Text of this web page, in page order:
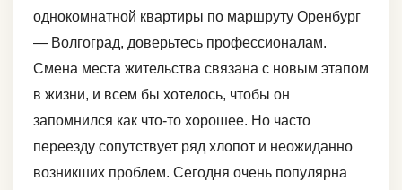
однокомнатной квартиры по маршруту Оренбург
— Волгоград, доверьтесь профессионалам.
Смена места жительства связана с новым этапом
в жизни, и всем бы хотелось, чтобы он
запомнился как что-то хорошее. Но часто
переезду сопутствует ряд хлопот и неожиданно
возникших проблем. Сегодня очень популярна